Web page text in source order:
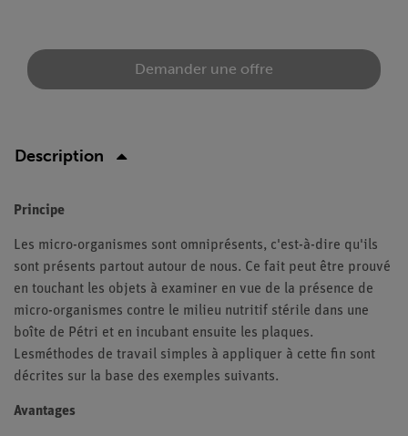
Demander une offre
Description
Principe
Les micro-organismes sont omniprésents, c'est-à-dire qu'ils
sont présents partout autour de nous. Ce fait peut être prouvé
en touchant les objets à examiner en vue de la présence de
micro-organismes contre le milieu nutritif stérile dans une
boîte de Pétri et en incubant ensuite les plaques.
Lesméthodes de travail simples à appliquer à cette fin sont
décrites sur la base des exemples suivants.
Avantages